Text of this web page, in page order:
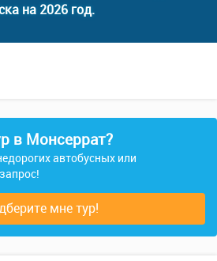
на 2026 год.
в Монсеррат?
автобусных или
мне тур!